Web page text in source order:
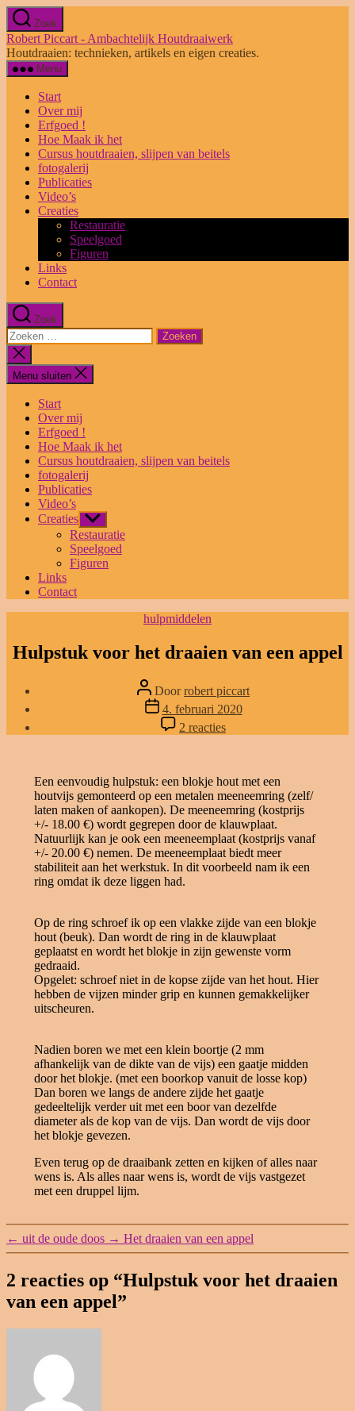
Ga
naar
de
inhoud
Zoek
Robert Piccart - Ambachtelijk Houtdraaiwerk
Houtdraaien: technieken, artikels en eigen creaties.
Menu
Start
Over mij
Erfgoed !
Hoe Maak ik het
Cursus houtdraaien, slijpen van beitels
fotogalerij
Publicaties
Video’s
Creaties
Restauratie
Speelgoed
Figuren
Links
Contact
Zoek
Zoeken
naar:
Zoeken
sluiten
Menu sluiten
Start
Over mij
Erfgoed !
Hoe Maak ik het
Cursus houtdraaien, slijpen van beitels
fotogalerij
Publicaties
Video’s
Creaties Toon
submenu
Restauratie
Speelgoed
Figuren
Links
Contact
Categorieën
hulpmiddelen
Hulpstuk voor het draaien van een appel
Bericht
auteur
Doorrobert piccart
Berichtdatum
4. februari 2020
2 reacties
Hulpstuk
draaien
van
een
appel
Een eenvoudig hulpstuk: een blokje hout met een
houtvijs gemonteerd op een metalen meeneemring (zelf/
laten maken of aankopen). De meeneemring (kostprijs
+/- 18.00 €) wordt gegrepen door de klauwplaat.
Natuurlijk kan je ook een meeneemplaat (kostprijs vanaf
+/- 20.00 €) nemen. De meeneemplaat biedt meer
stabiliteit aan het werkstuk. In dit voorbeeld nam ik een
ring omdat ik deze liggen had.
Op de ring schroef ik op een vlakke zijde van een blokje
hout (beuk). Dan wordt de ring in de klauwplaat
geplaatst en wordt het blokje in zijn gewenste vorm
gedraaid.
Opgelet: schroef niet in de kopse zijde van het hout. Hier
hebben de vijzen minder grip en kunnen gemakkelijker
uitscheuren.
Nadien boren we met een klein boortje (2 mm
afhankelijk van de dikte van de vijs) een gaatje midden
door het blokje. (met een boorkop vanuit de losse kop)
Dan boren we langs de andere zijde het gaatje
gedeeltelijk verder uit met een boor van dezelfde
diameter als de kop van de vijs. Dan wordt de vijs door
het blokje gevezen.
Even terug op de draaibank zetten en kijken of alles naar
wens is. Als alles naar wens is, wordt de vijs vastgezet
met een druppel lijm.
← uit de oude doos → Het draaien van een appel
2 reacties op “Hulpstuk voor het draaien
van een appel”